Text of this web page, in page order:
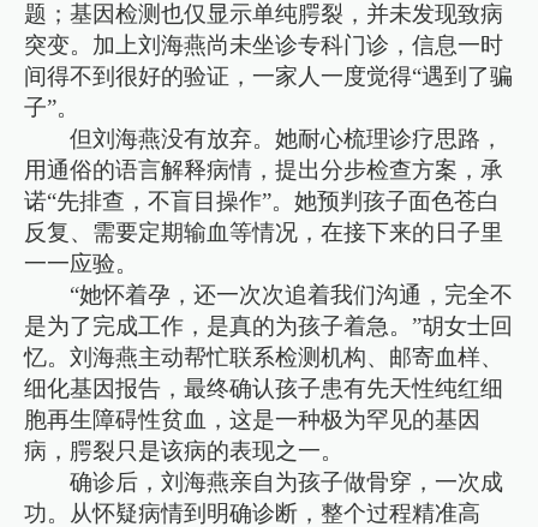
题；基因检测也仅显示单纯腭裂，并未发现致病
突变。加上刘海燕尚未坐诊专科门诊，信息一时
间得不到很好的验证，一家人一度觉得“遇到了骗
子”。
但刘海燕没有放弃。她耐心梳理诊疗思路，
用通俗的语言解释病情，提出分步检查方案，承
诺“先排查，不盲目操作”。她预判孩子面色苍白
反复、需要定期输血等情况，在接下来的日子里
一一应验。
“她怀着孕，还一次次追着我们沟通，完全不
是为了完成工作，是真的为孩子着急。”胡女士回
忆。刘海燕主动帮忙联系检测机构、邮寄血样、
细化基因报告，最终确认孩子患有先天性纯红细
胞再生障碍性贫血，这是一种极为罕见的基因
病，腭裂只是该病的表现之一。
确诊后，刘海燕亲自为孩子做骨穿，一次成
功。从怀疑病情到明确诊断，整个过程精准高